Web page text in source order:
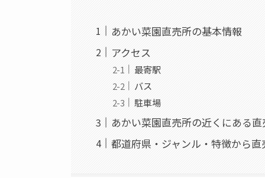
あかい菜園直売所の基本情報
アクセス
最寄駅
バス
駐車場
あかい菜園直売所の近くにある
都道府県・ジャンル・特徴から